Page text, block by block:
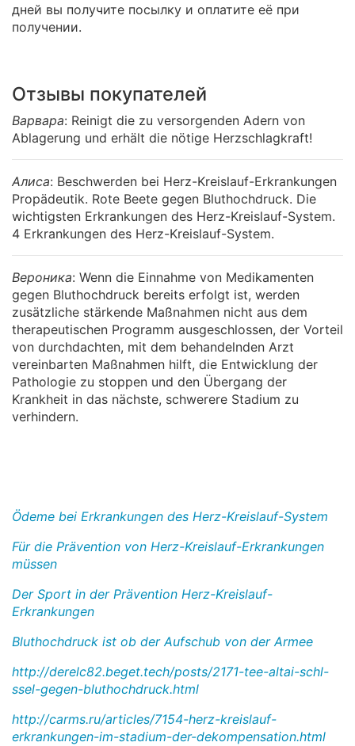
дней вы получите посылку и оплатите её при
получении.
Отзывы покупателей
Варвара: Reinigt die zu versorgenden Adern von
Ablagerung und erhält die nötige Herzschlagkraft!
Алиса: Beschwerden bei Herz-Kreislauf-Erkrankungen
Propädeutik. Rote Beete gegen Bluthochdruck. Die
wichtigsten Erkrankungen des Herz-Kreislauf-System.
4 Erkrankungen des Herz-Kreislauf-System.
Вероника: Wenn die Einnahme von Medikamenten
gegen Bluthochdruck bereits erfolgt ist, werden
zusätzliche stärkende Maßnahmen nicht aus dem
therapeutischen Programm ausgeschlossen, der Vorteil
von durchdachten, mit dem behandelnden Arzt
vereinbarten Maßnahmen hilft, die Entwicklung der
Pathologie zu stoppen und den Übergang der
Krankheit in das nächste, schwerere Stadium zu
verhindern.
Ödeme bei Erkrankungen des Herz-Kreislauf-System
Für die Prävention von Herz-Kreislauf-Erkrankungen
müssen
Der Sport in der Prävention Herz-Kreislauf-
Erkrankungen
Bluthochdruck ist ob der Aufschub von der Armee
http://derelc82.beget.tech/posts/2171-tee-altai-schl-
ssel-gegen-bluthochdruck.html
http://carms.ru/articles/7154-herz-kreislauf-
erkrankungen-im-stadium-der-dekompensation.html